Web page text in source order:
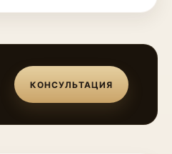
КОНСУЛЬТАЦИЯ